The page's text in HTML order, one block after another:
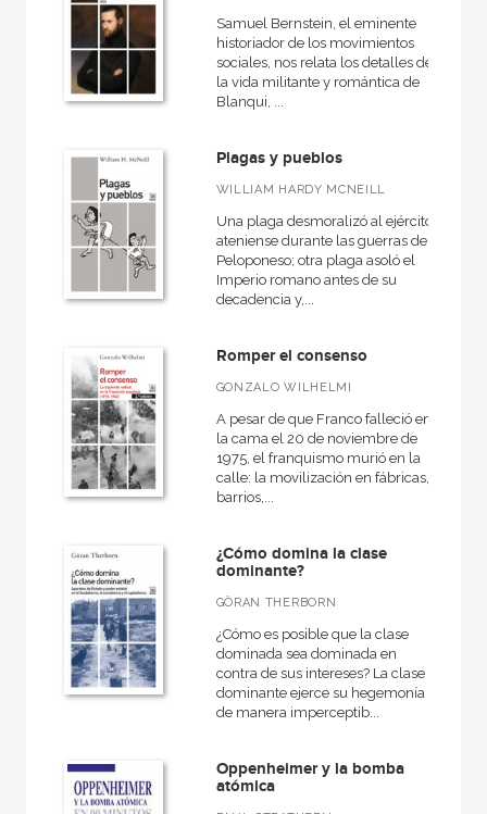
Samuel Bernstein, el eminente
historiador de los movimientos
sociales, nos relata los detalles de
la vida militante y romántica de
Blanqui, ...
Plagas y pueblos
WILLIAM HARDY MCNEILL
Una plaga desmoralizó al ejército
ateniense durante las guerras del
Peloponeso; otra plaga asoló el
Imperio romano antes de su
decadencia y,...
Romper el consenso
GONZALO WILHELMI
A pesar de que Franco falleció en
la cama el 20 de noviembre de
1975, el franquismo murió en la
calle: la movilización en fábricas,
barrios,...
¿Cómo domina la clase
dominante?
GÖRAN THERBORN
¿Cómo es posible que la clase
dominada sea dominada en
contra de sus intereses? La clase
dominante ejerce su hegemonía
de manera imperceptib...
Oppenheimer y la bomba
atómica